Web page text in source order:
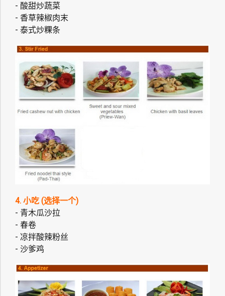
- 酸甜炒蔬菜
- 香草辣椒肉末
- 泰式炒粿条
4. 小吃 (选择一个)
- 青木瓜沙拉
- 春卷
- 凉拌酸辣粉丝
- 沙爹鸡